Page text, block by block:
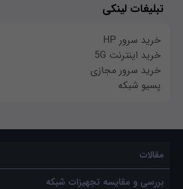
تبلیغات لینکی
خرید سرور HP
خرید اینترنت 5G
خرید سرور مجازی
پسیو شبکه
مقالات
بررسی و مقایسه تجهیزات شبکه